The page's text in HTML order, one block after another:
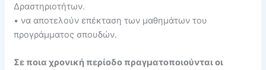
Δραστηριοτήτων.
• να αποτελούν επέκταση των μαθημάτων του
προγράμματος σπουδών.
Σε ποια χρονική περίοδο πραγματοποιούνται οι